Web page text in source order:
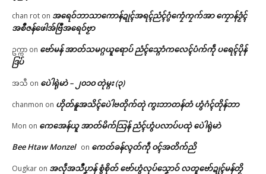
chan rot on အရေဝ်ဘာသာကောန်ဍုၚ်အရၚ်ညံၚ်ဂွံကၠေံကၠက်အာ ကၠောန်ဒၟံၚ်
အစဳဇန်ဖေါအ်ဗြဳအရေဝ်ဗၟာ
ဥက္ကာ on ဗော်မန် အာတ်သမဂ္ဂယူရောပ် ညံၚ်သ္ဂောံကလေၚ်ပံက်ကဵု ပရေၚ်ပိုန်
ဒြပ်
အသီ on ပေဲါရုဲမာဲ – ၂၀၁၀ တုဲမ္ဂး (၃)
chanmon on ဟိုတ်နူအသိၚ်ပေဲါဗတိုက်တုဲ ကွးဘာတန်တံ ဟွံဂံၚ်တိုန်ဘာ
Mon on ကေအေန်ယူ အာတ်မိက်သြန် ညံၚ်ဟွံပလာပ်ပထုဲ ပေဲါရုဲမာဲ
Bee Htaw Monzel on ကေတ်ခန်လ္ၚတ်ကဵု ၀ၚ်အတိက်ညိ
Ougkar on အလဵုအသဳပၞာန် စွံစိုတ် ဗော်ဟွံလုပ်သၞောဝ် လတူဗော်ဍုၚ်မန်တၟိ